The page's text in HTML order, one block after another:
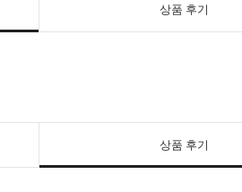
상품 후기
상품 후기